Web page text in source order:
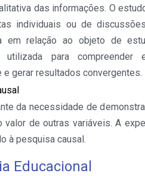
das informações. O
individuais ou de
em relação ao objeto de
utilizada para
e gerar resultados convergentes.
da necessidade de
valor de outras variáveis. A
à pesquisa causal.
Educacional